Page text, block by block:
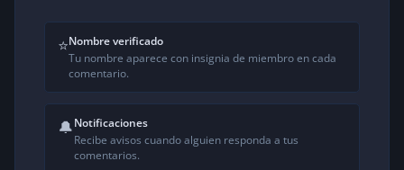
⭐Nombre verificado
Tu nombre aparece con insignia de miembro en cada
comentario.
🔔Notificaciones
Recibe avisos cuando alguien responda a tus
comentarios.